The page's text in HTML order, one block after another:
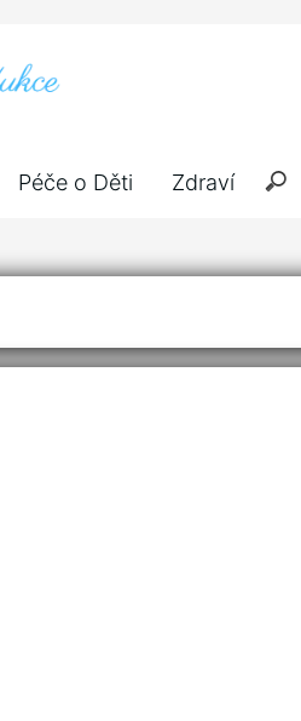
Péče o Děti Zdraví